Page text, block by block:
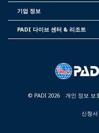
PADI
INFORMATION
기업 정보
PADI 다이브 센터 & 리조트
© PADI 2026 개인 정보 보
신청